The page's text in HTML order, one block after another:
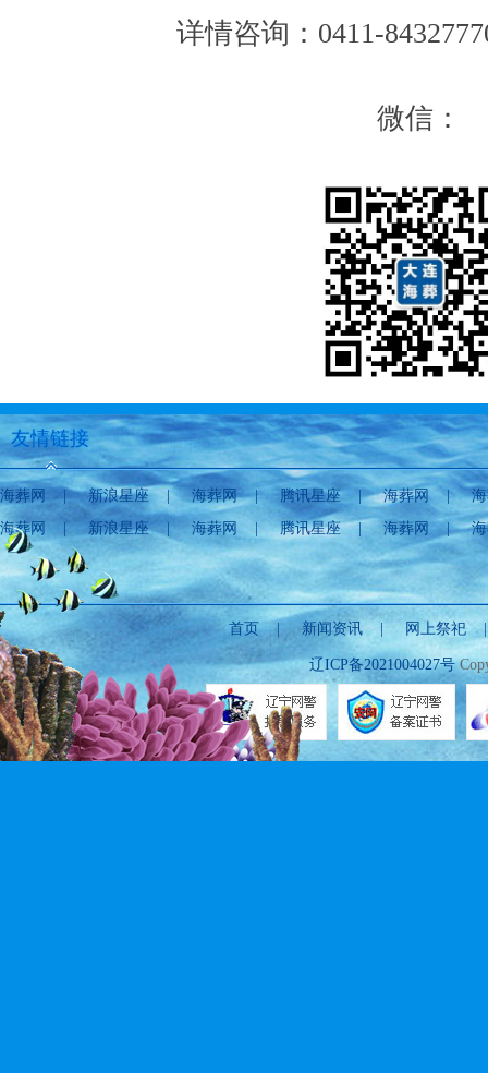
详情咨询：0411-
微信：
友情链接
海葬网 |新浪星座|海葬网| 腾讯星座|海葬网|
海葬网
新浪星座| 海葬网 |腾讯星座| 海葬网 |
首页| 新闻资讯 网上祭祀
辽ICP备2021004027号